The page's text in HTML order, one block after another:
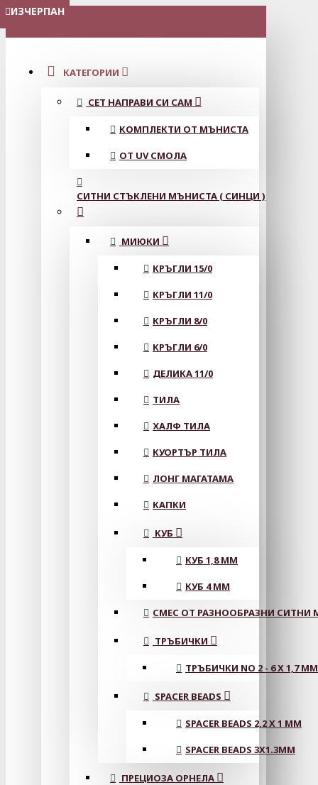
МЕНЮ
КАТЕГОРИИ
СЕТ НАПРАВИ СИ САМ
КОМПЛЕКТИ ОТ МЪНИСТА
ОТ UV СМОЛА
СИТНИ СТЪКЛЕНИ МЪНИСТА ( СИНЦИ )
МИЮКИ
КРЪГЛИ 15/0
КРЪГЛИ 11/0
КРЪГЛИ 8/0
КРЪГЛИ 6/0
ДЕЛИКА 11/0
ТИЛА
ХАЛФ ТИЛА
КУОРТЪР ТИЛА
ЛОНГ МАГАТАМА
КАПКИ
КУБ
КУБ 1,8 ММ
КУБ 4 ММ
СМЕС ОТ РАЗНООБРАЗНИ СИТНИ
ТРЪБИЧКИ
ТРЪБИЧКИ NO 2 - 6 X 1,7 MM
SPACER BEADS
SPACER BEADS 2,2 X 1 MM
SPACER BEADS 3X1.3MM
ПРЕЦИОЗА ОРНЕЛА
ИЗЧЕРПАН
ИЗЧЕРПАН
ИЗЧЕРПАН
ИЗЧЕРПАН
ИЗЧЕРПАН